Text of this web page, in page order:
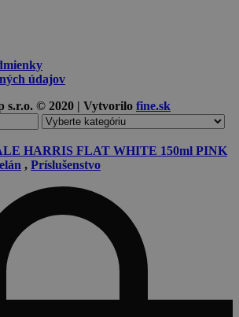
údajov
s.r.o. © 2020 | Vytvorilo fine.sk
HARRIS FLAT WHITE 150ml PINK
, Príslušenstvo